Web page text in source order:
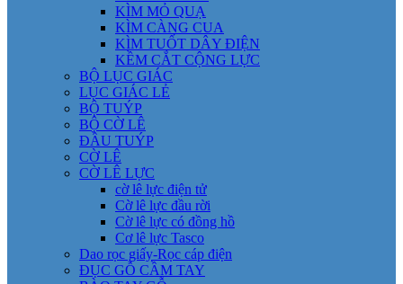
KÌM MỎ QUẠ
KÌM CÀNG CUA
KÌM TUỐT DÂY ĐIỆN
KỀM CẮT CỘNG LỰC
BỘ LỤC GIÁC
LỤC GIÁC LẺ
BỘ TUÝP
BỘ CỜ LÊ
ĐẦU TUÝP
CỜ LÊ
CỜ LÊ LỰC
cờ lê lực điện tử
Cờ lê lực đầu rời
Cờ lê lực có đồng hồ
Cơ lê lực Tasco
Dao rọc giấy-Rọc cáp điện
ĐỤC GỖ CẦM TAY